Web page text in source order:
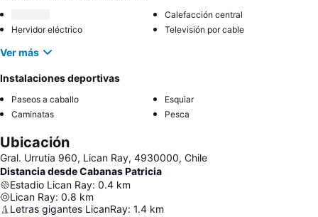
Calefacción central
Hervidor eléctrico
Televisión por cable
Ver más
Instalaciones deportivas
Paseos a caballo
Esquiar
Caminatas
Pesca
Ubicación
Gral. Urrutia 960, Lican Ray, 4930000, Chile
Distancia desde Cabanas Patricia
Estadio Lican Ray: 0.4 km
Lican Ray: 0.8 km
Letras gigantes LicanRay: 1.4 km